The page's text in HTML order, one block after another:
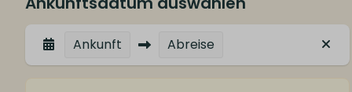
Ankunft Abreise